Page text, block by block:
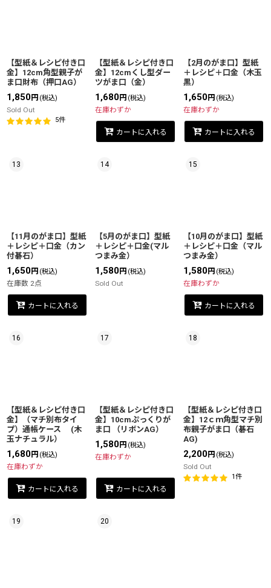
【型紙＆レシピ付き口
金】12cm角型親子が
ま口財布（押口AG）
1,850円 (税込)
Sold Out
5件
【型紙＆レシピ付き口
金】12cmくし型ダー
ツがま口（金）
1,680円 (税込)
在庫わずか
カートに入れる
【2月のがま口】型紙
＋レシピ＋口金（木玉
黒）
1,650円 (税込)
在庫わずか
カートに入れる
13
【11月のがま口】型紙
＋レシピ＋口金（カン
付碁石）
1,650円 (税込)
在庫数 2点
カートに入れる
14
【5月のがま口】型紙
＋レシピ＋口金(マル
つまみ金）
1,580円 (税込)
Sold Out
15
【10月のがま口】型紙
＋レシピ＋口金（マル
つまみ金）
1,580円 (税込)
在庫わずか
カートに入れる
16
【型紙＆レシピ付き口
金】（マチ別布タイ
プ）通帳ケース (木
玉ナチュラル）
1,680円 (税込)
在庫わずか
カートに入れる
17
【型紙＆レシピ付き口
金】10cmぷっくりが
ま口 （リボンAG）
1,580円 (税込)
在庫わずか
カートに入れる
18
【型紙＆レシピ付き口
金】12ｃｍ角型マチ別
布親子がま口（碁石
AG)
2,200円 (税込)
Sold Out
1件
19 20